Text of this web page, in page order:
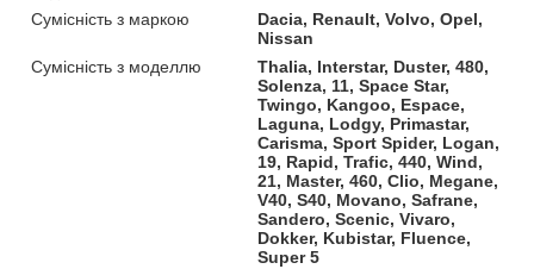
Сумісність з маркою
Dacia, Renault, Volvo, Opel,
Nissan
Сумісність з моделлю
Thalia, Interstar, Duster, 480,
Solenza, 11, Space Star,
Twingo, Kangoo, Espace,
Laguna, Lodgy, Primastar,
Carisma, Sport Spider, Logan,
19, Rapid, Trafic, 440, Wind,
21, Master, 460, Clio, Megane,
V40, S40, Movano, Safrane,
Sandero, Scenic, Vivaro,
Dokker, Kubistar, Fluence,
Super 5